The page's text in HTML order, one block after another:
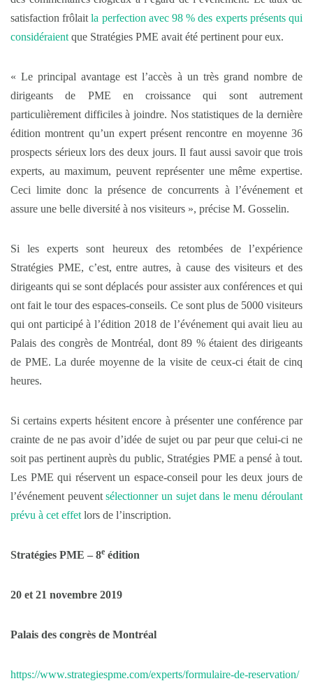
satisfaction frôlaitla perfection avec 98 % des experts présents qui
considéraient que Stratégies PME avait été pertinent pour eux.
« Le principal avantage est l’accès à un très grand nombre de
dirigeants de PME en croissance qui sont autrement
particulièrement difficiles à joindre. Nos statistiques de la dernière
édition montrent qu’un expert présent rencontre en moyenne 36
prospects sérieux lors des deux jours. Il faut aussi savoir que trois
experts, au maximum, peuvent représenter une même expertise.
Ceci limite donc la présence de concurrents à l’événement et
assure une belle diversité à nos visiteurs », précise M. Gosselin.
Si les experts sont heureux des retombées de l’expérience
Stratégies PME, c’est, entre autres, à cause des visiteurs et des
dirigeants qui se sont déplacés pour assister aux conférences et qui
ont fait le tour des espaces-conseils. Ce sont plus de 5000 visiteurs
qui ont participé à l’édition 2018 de l’événement qui avait lieu au
Palais des congrès de Montréal, dont 89 % étaient des dirigeants
de PME. La durée moyenne de la visite de ceux-ci était de cinq
heures.
Si certains experts hésitent encore à présenter une conférence par
crainte de ne pas avoir d’idée de sujet ou par peur que celui-ci ne
soit pas pertinent auprès du public, Stratégies PME a pensé à tout.
Les PME qui réservent un espace-conseil pour les deux jours de
l’événement peuventsélectionner un sujet dans le menu déroulant
prévu à cet effet lors de l’inscription.
Stratégies PME – 8e édition
20 et 21 novembre 2019
Palais des congrès de Montréal
https://www.strategiespme.com/experts/formulaire-de-reservation/